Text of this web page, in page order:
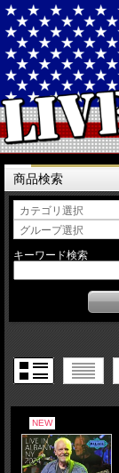
商品検索
キーワード検索
NEW